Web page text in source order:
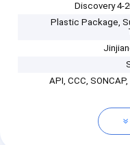
Discovery 4-
Plastic Package,
API, CCC, SONCAP,